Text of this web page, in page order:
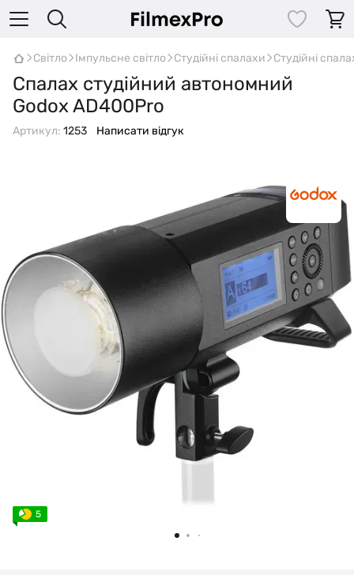
Світло Імпульсне світло Студійні спалахи Студійні
Спалах студійний автономний
Godox AD400Pro
Артикул: 1253 Написати відгук
5